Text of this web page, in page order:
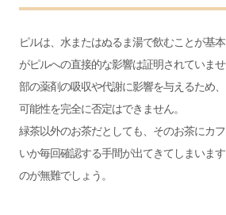
ピルは、水またはぬるま湯で飲むことが基
がピルへの直接的な影響は証明されていま
部の薬剤の吸収や代謝に影響を与えるため
可能性を完全に否定はできません。
緑茶以外のお茶だとしても、そのお茶にカ
いか毎回確認する手間が出てきてしまいま
のが無難でしょう。